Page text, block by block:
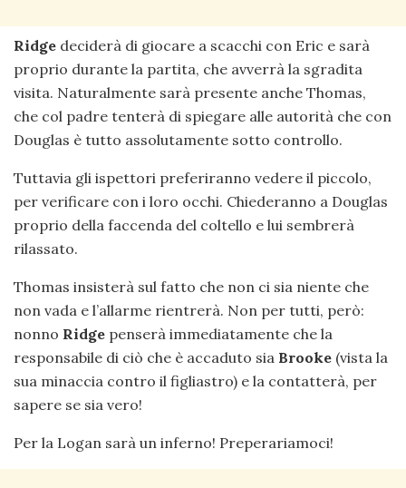
Ridge deciderà di giocare a scacchi con Eric e sarà
proprio durante la partita, che avverrà la sgradita
visita. Naturalmente sarà presente anche Thomas,
che col padre tenterà di spiegare alle autorità che con
Douglas è tutto assolutamente sotto controllo.
Tuttavia gli ispettori preferiranno vedere il piccolo,
per verificare con i loro occhi. Chiederanno a Douglas
proprio della faccenda del coltello e lui sembrerà
rilassato.
Thomas insisterà sul fatto che non ci sia niente che
non vada e l’allarme rientrerà. Non per tutti, però:
nonno Ridge penserà immediatamente che la
responsabile di ciò che è accaduto sia Brooke (vista la
sua minaccia contro il figliastro) e la contatterà, per
sapere se sia vero!
Per la Logan sarà un inferno! Preperariamoci!